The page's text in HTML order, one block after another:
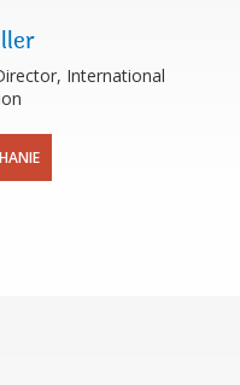
International